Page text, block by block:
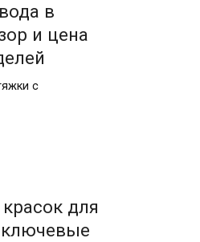
в
и цена
с
для
ключевые